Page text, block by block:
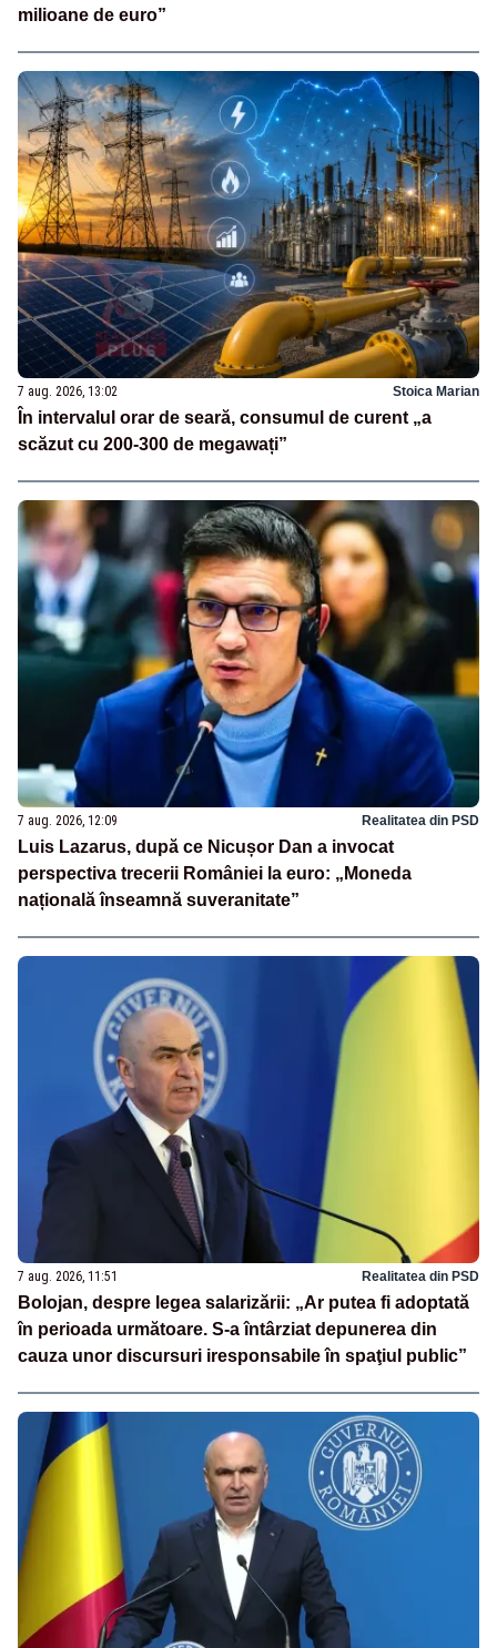
milioane de euro”
7 aug. 2026, 13:02 Stoica Marian
În intervalul orar de seară, consumul de curent „a
scăzut cu 200-300 de megawați”
7 aug. 2026, 12:09 Realitatea din PSD
Luis Lazarus, după ce Nicușor Dan a invocat
perspectiva trecerii României la euro: „Moneda
națională înseamnă suveranitate”
7 aug. 2026, 11:51 Realitatea din PSD
Bolojan, despre legea salarizării: „Ar putea fi adoptată
în perioada următoare. S-a întârziat depunerea din
cauza unor discursuri iresponsabile în spaţiul public”